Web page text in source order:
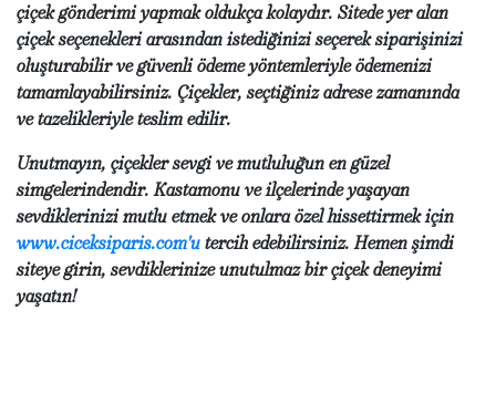
çiçek gönderimi yapmak oldukça kolaydır. Sitede yer alan
çiçek seçenekleri arasından istediğinizi seçerek siparişinizi
oluşturabilir ve güvenli ödeme yöntemleriyle ödemenizi
tamamlayabilirsiniz. Çiçekler, seçtiğiniz adrese zamanında
ve tazelikleriyle teslim edilir.
Unutmayın, çiçekler sevgi ve mutluluğun en güzel
simgelerindendir. Kastamonu ve ilçelerinde yaşayan
sevdiklerinizi mutlu etmek ve onlara özel hissettirmek için
www.ciceksiparis.com'u tercih edebilirsiniz. Hemen şimdi
siteye girin, sevdiklerinize unutulmaz bir çiçek deneyimi
yaşatın!